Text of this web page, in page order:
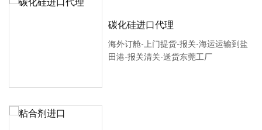
碳化硅进口代理
海外订舱-上门提货-报关-海运运输到盐
田港-报关清关-送货东莞工厂